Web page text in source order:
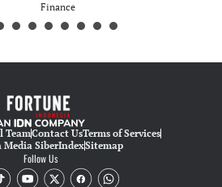
Finance
TeamContact UsTerms of Services
Media SiberIndexSitemap
Follow Us